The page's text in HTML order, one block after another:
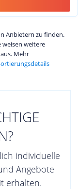
Anbietern zu finden.
weisen weitere
Mehr
individuelle
Angebote
erhalten.